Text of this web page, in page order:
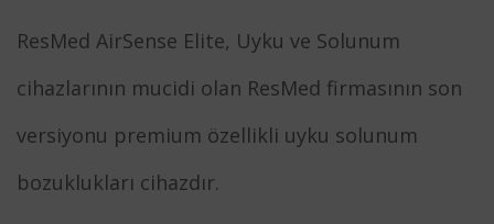
ResMed AirSense Elite, Uyku ve Solunum
cihazlarının mucidi olan ResMed firmasının son
versiyonu premium özellikli uyku solunum
bozuklukları cihazdır.